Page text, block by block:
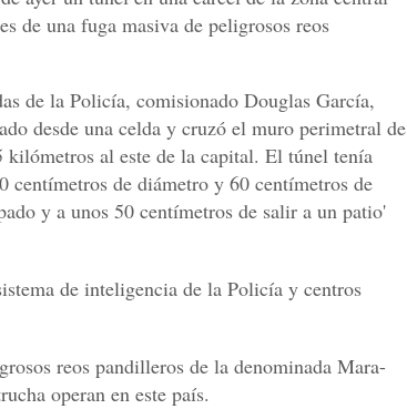
de una fuga masiva de peligrosos reos
de la Policía, comisionado Douglas García,
desde una celda y cruzó el muro perimetral de
kilómetros al este de la capital. El túnel tenía
centímetros de diámetro y 60 centímetros de
y a unos 50 centímetros de salir a un patio'
de inteligencia de la Policía y centros
reos pandilleros de la denominada Mara-
operan en este país.